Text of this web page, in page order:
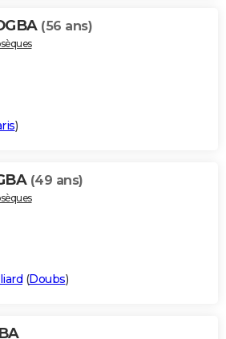
(56 ans)
)
(49 ans)
(Doubs)